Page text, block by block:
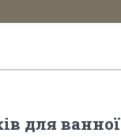
для ванної